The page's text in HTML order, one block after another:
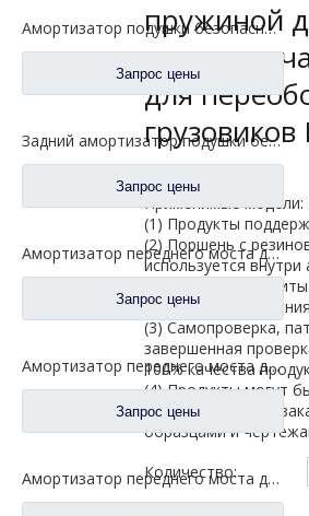
Амортизатор подушки безопасности передней подвески для запасных частей 5001025-E18 грузовика FAW Jiefang Tian V
Запрос цены
Задний амортизатор подушки безопасности для запасных частей 5001020-CA01-B грузовика FAW Jiefang J6
Запрос цены
Амортизатор переднего моста для запасных частей 2905010-DV450 грузовика FAW Jiefang Jh6
Запрос цены
Амортизатор переднего моста для грузовика FAW Jiefang Tian V Han V, автозапчасти 2905010-D650
Запрос цены
Амортизатор переднего моста для запасных частей 2905010-1086/D грузовика FAW Jiefang Jh6 J6p
пружиной
запасных
для
грузовиков
Применимые модели:
(1) Продукты
(2) Поршень с
используется
эффективной
цилиндра и
(3) Самопроверка,
завершенная
100% качества
(4) Продукты могут
индивидуальному
образцами и
Количество: